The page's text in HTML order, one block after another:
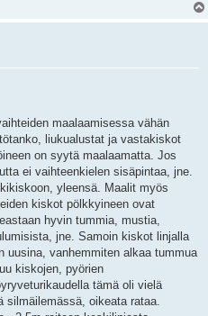
maalaamisessa vähän
liukualustat ja vastakiskot
on syytä maalaamatta. Jos
ei vaihteenkielen sisäpintaa, jne.
yleensä. Maalit myös
kiskot pölkkyineen ovat
hyvin tummia, mustia,
jne. Samoin kiskot linjalla
uusina, vanhemmiten alkaa tummua
kiskojen, pyörien
tämä oli vielä
silmäilemässä, oikeata rataa.